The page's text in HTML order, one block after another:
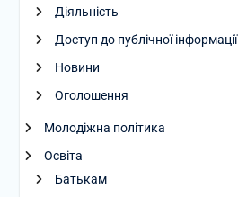
Діяльність
Доступ до публічної інформації
Новини
Оголошення
Молодіжна політика
Освіта
Батькам